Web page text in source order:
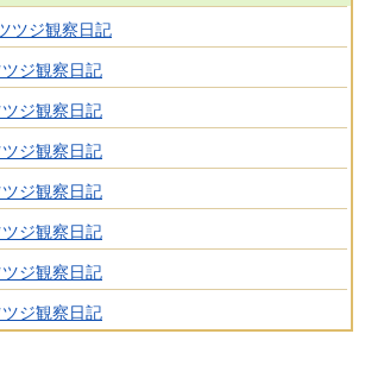
ツジ観察日記
ジ観察日記
ジ観察日記
ジ観察日記
ジ観察日記
ジ観察日記
ジ観察日記
ジ観察日記